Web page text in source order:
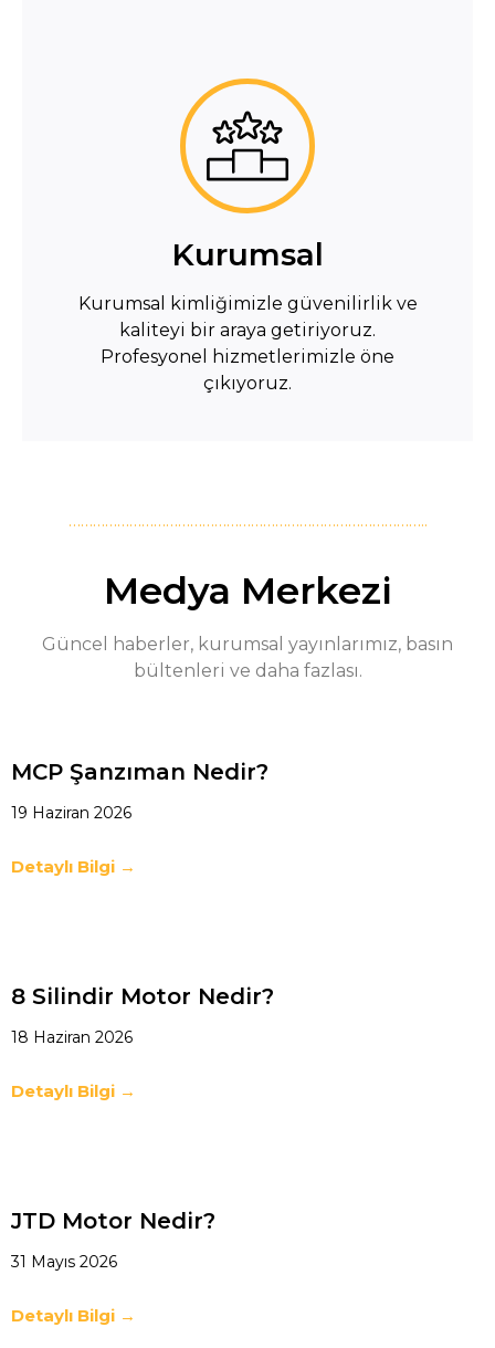
Kurumsal
Kurumsal kimliğimizle güvenilirlik ve
kaliteyi bir araya getiriyoruz.
Profesyonel hizmetlerimizle öne
çıkıyoruz.
……………………………………………………………………………..
Medya Merkezi
Güncel haberler, kurumsal yayınlarımız, basın
bültenleri ve daha fazlası.
MCP Şanzıman Nedir?
19 Haziran 2026
Detaylı Bilgi →
8 Silindir Motor Nedir?
18 Haziran 2026
Detaylı Bilgi →
JTD Motor Nedir?
31 Mayıs 2026
Detaylı Bilgi →